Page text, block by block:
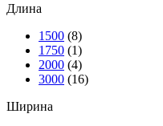
Длина
1500 (8)
1750 (1)
2000 (4)
3000 (16)
Ширина